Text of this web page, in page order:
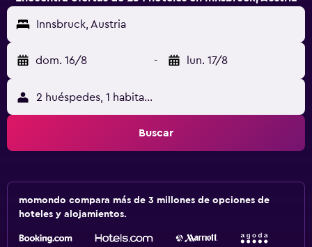
Innsbruck, Austria
dom. 16/8 - lun. 17/8
2 huéspedes, 1 habitación
Buscar
momondo compara más de 3 millones de opciones de
hoteles y alojamientos.